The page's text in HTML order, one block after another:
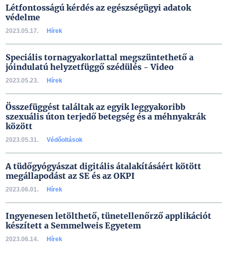
Létfontosságú kérdés az egészségügyi adatok
védelme
2023.05.17. Hírek
Speciális tornagyakorlattal megszüntethető a
jóindulatú helyzetfüggő szédülés - Video
2023.05.23. Hírek
Összefüggést találtak az egyik leggyakoribb
szexuális úton terjedő betegség és a méhnyakrák
között
2023.05.31. Védőoltások
A tüdőgyógyászat digitális átalakításáért kötött
megállapodást az SE és az OKPI
2023.06.01. Hírek
Ingyenesen letölthető, tünetellenőrző applikációt
készített a Semmelweis Egyetem
2023.06.14. Hírek